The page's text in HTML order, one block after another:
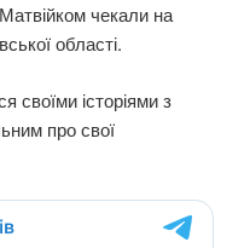
чекали на
області.
своїми історіями з
про свої